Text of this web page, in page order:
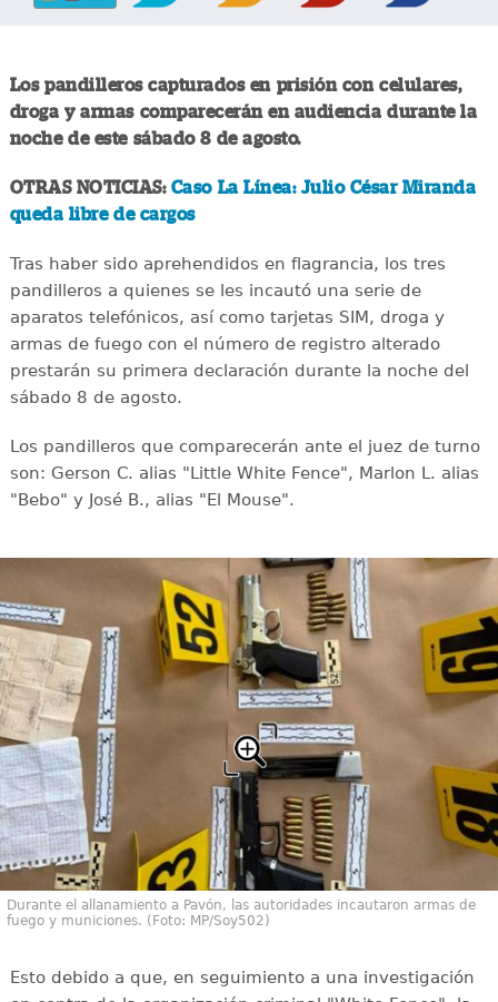
Los pandilleros capturados en prisión con celulares,
droga y armas comparecerán en audiencia durante la
noche de este sábado 8 de agosto.
OTRAS NOTICIAS: Caso La Línea: Julio César Miranda
queda libre de cargos
Tras haber sido aprehendidos en flagrancia, los tres
pandilleros a quienes se les incautó una serie de
aparatos telefónicos, así como tarjetas SIM, droga y
armas de fuego con el número de registro alterado
prestarán su primera declaración durante la noche del
sábado 8 de agosto.
Los pandilleros que comparecerán ante el juez de turno
son: Gerson C. alias "Little White Fence", Marlon L. alias
"Bebo" y José B., alias "El Mouse".
Durante el allanamiento a Pavón, las autoridades incautaron armas de
fuego y municiones. (Foto: MP/Soy502)
Esto debido a que, en seguimiento a una investigación